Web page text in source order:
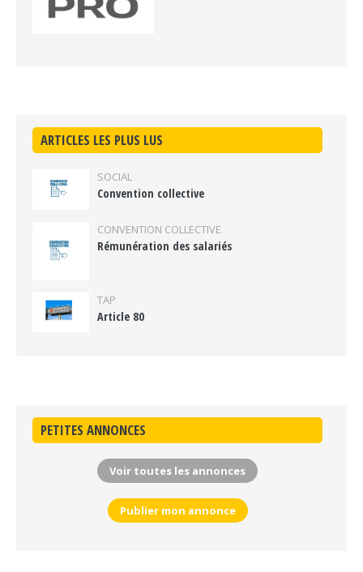
ARTICLES LES PLUS LUS
SOCIAL
Convention collective
CONVENTION COLLECTIVE
Rémunération des salariés
TAP
Article 80
PETITES ANNONCES
Voir toutes les annonces
Publier mon annonce